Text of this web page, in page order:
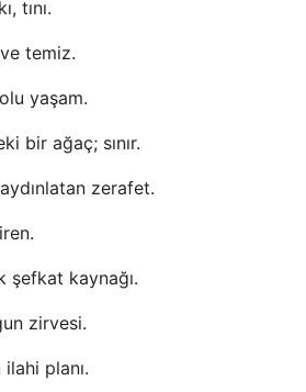
tını.
temiz.
yaşam.
bir ağaç; sınır.
zerafet.
şefkat kaynağı.
zirvesi.
ilahi planı.